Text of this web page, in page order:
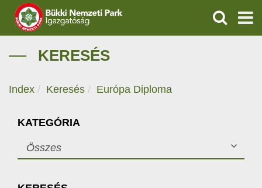
IGAZGATÓSÁG
KERESÉS
KERESÉS
Index Keresés Európa Diploma
KATEGÓRIA
Összes